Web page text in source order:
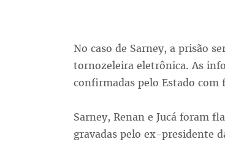
No caso de Sarney, a prisão
tornozeleira eletrônica. As
confirmadas pelo Estado com
Sarney, Renan e Jucá foram
gravadas pelo ex-presidente